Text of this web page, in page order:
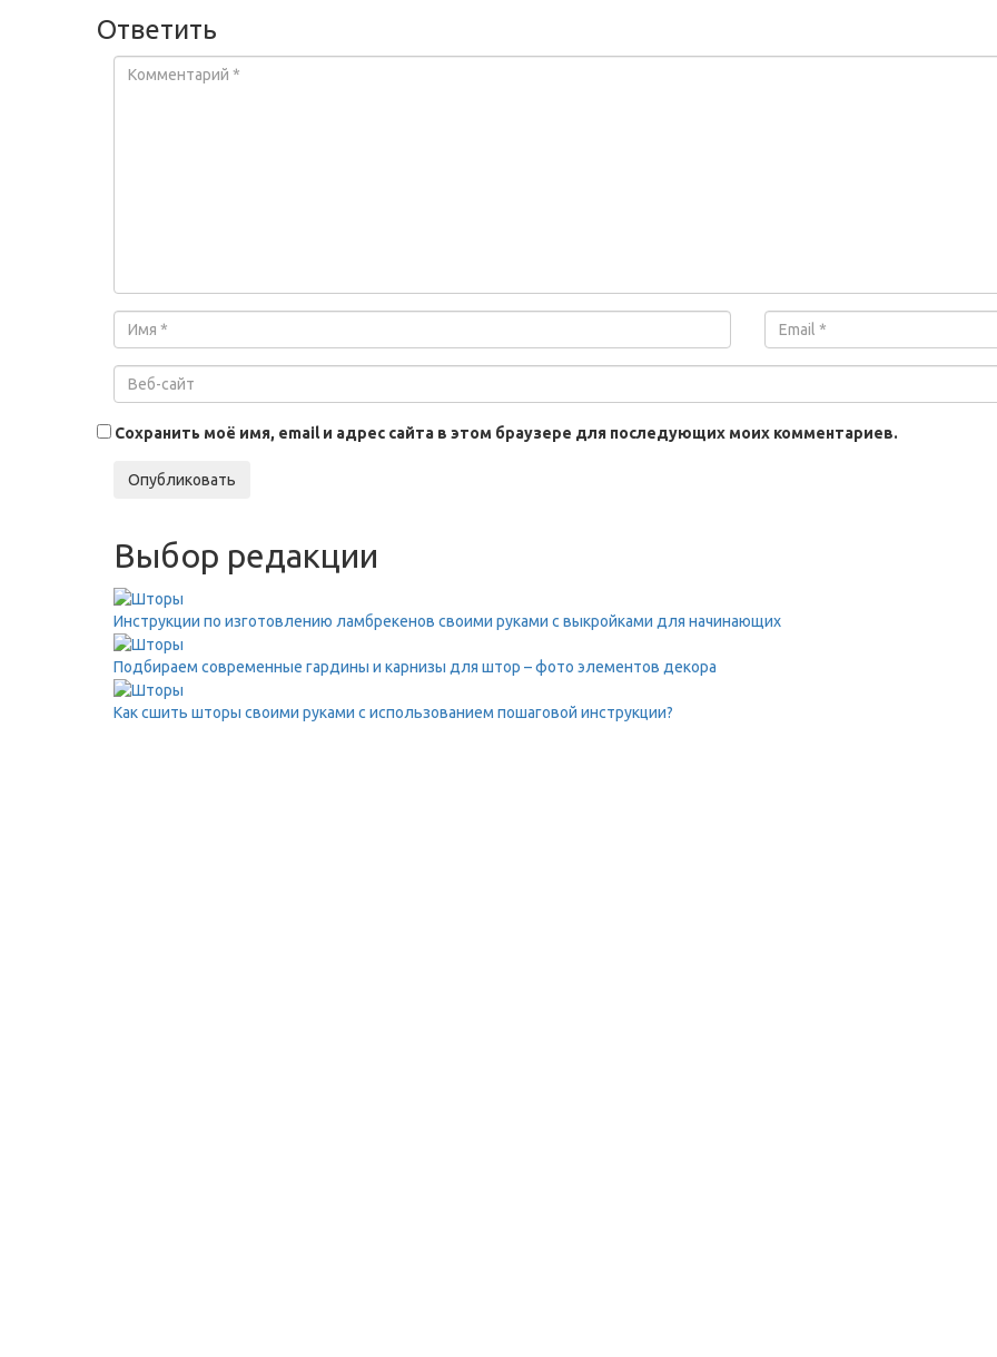
Ответить
Сохранить моё имя, email и адрес сайта в этом браузере для последующих моих комментариев.
Опубликовать
Выбор редакции
Инструкции по изготовлению ламбрекенов своими руками с выкройками для начинающих
Подбираем современные гардины и карнизы для штор – фото элементов декора
Как сшить шторы своими руками с использованием пошаговой инструкции?